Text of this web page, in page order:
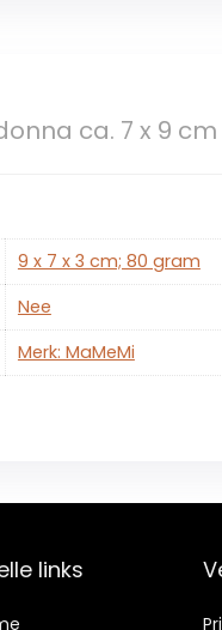
ca. 7 x 9 cm
‎9 x 7 x 3 cm; 80 gram
‎Nee
Merk: MaMeMi
links